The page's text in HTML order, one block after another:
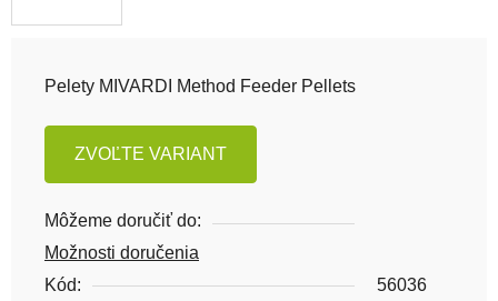
Pelety MIVARDI Method Feeder Pellets
ZVOĽTE VARIANT
Môžeme doručiť do:
Možnosti doručenia
Kód:
56036